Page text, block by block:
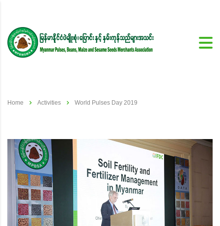
Home Activities World Pulses Day 2019